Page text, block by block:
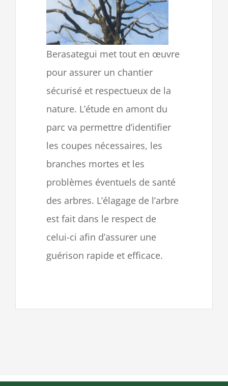
Berasategui met tout en œuvre
pour assurer un chantier
sécurisé et respectueux de la
nature. L’étude en amont du
parc va permettre d’identifier
les coupes nécessaires, les
branches mortes et les
problèmes éventuels de santé
des arbres. L’élagage de l’arbre
est fait dans le respect de
celui-ci afin d’assurer une
guérison rapide et efficace.